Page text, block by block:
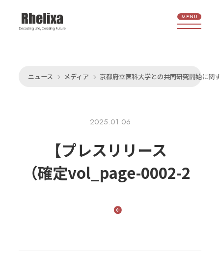
ニュース メディア 京都府立医科大学との共同研究開始に関
2025.01.06
【プレスリリース
（確定vol_page-0002-2